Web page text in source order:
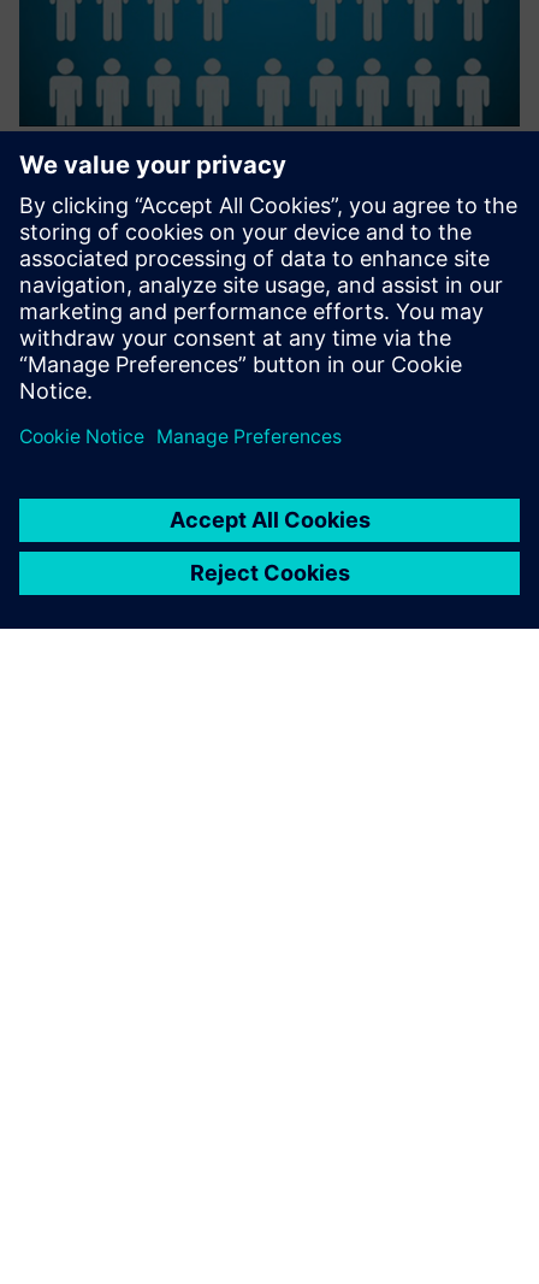
IT Staffing, Nearshore Managed
Teams, End-to-end Projects
Since 2011, we have been building high-performance
software development teams that integrate into our
clients' processes and teams
Докладніше